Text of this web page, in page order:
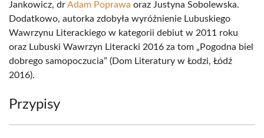
Jankowicz, drAdam Poprawa oraz Justyna Sobolewska.
Dodatkowo, autorka zdobyła wyróżnienie Lubuskiego
Wawrzynu Literackiego w kategorii debiut w 2011 roku
oraz Lubuski Wawrzyn Literacki 2016 za tom „Pogodna biel
dobrego samopoczucia” (Dom Literatury w Łodzi, Łódź
2016).
Przypisy